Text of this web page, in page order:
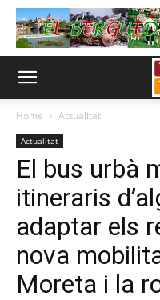
Home Actualitat
Actualitat
El bus urbà
itineraris
adaptar els
nova
Moreta i la